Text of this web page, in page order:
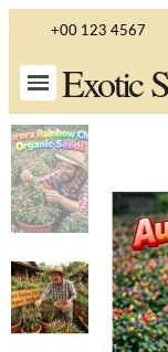
+00 123 4567
Exotic